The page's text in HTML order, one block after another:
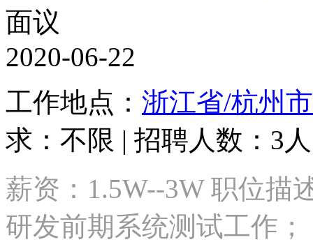
面议
2020-06-22
工作地点： 浙江省/杭州市
求：不限 | 招聘人数：3
薪资：1.5W--3W 职位描
研发前期系统测试工作